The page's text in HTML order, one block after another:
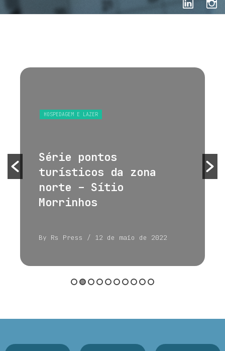
HOSPEDAGEM E LAZER
Série pontos
turísticos da zona
norte – Sítio
Morrinhos
By Rs Press / 12 de maio de 2022